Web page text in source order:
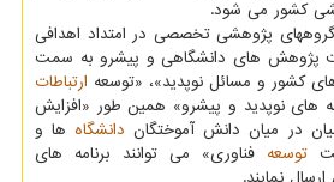
کشور می شود.
پژوهشی تخصصی در امتداد اهدافی
پژوهش های دانشگاهی و پیشرو به سمت
کشور و مسائل نوپدید»، «توسعه ارتباطات
های نوپدید و پیشرو» همین طور «افزایش
در میان دانش آموختگان دانشگاه ها و
توسعه فناوری» می توانند برنامه های